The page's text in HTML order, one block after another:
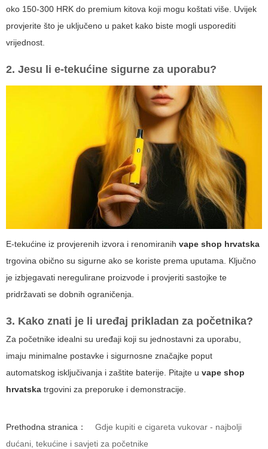
oko 150-300 HRK do premium kitova koji mogu koštati više. Uvijek
provjerite što je uključeno u paket kako biste mogli usporediti
vrijednost.
2. Jesu li e-tekućine sigurne za uporabu?
E-tekućine iz provjerenih izvora i renomiranih vape shop hrvatska
trgovina obično su sigurne ako se koriste prema uputama. Ključno
je izbjegavati neregulirane proizvode i provjeriti sastojke te
pridržavati se dobnih ograničenja.
3. Kako znati je li uređaj prikladan za početnika?
Za početnike idealni su uređaji koji su jednostavni za uporabu,
imaju minimalne postavke i sigurnosne značajke poput
automatskog isključivanja i zaštite baterije. Pitajte u vape shop
hrvatska trgovini za preporuke i demonstracije.
Prethodna stranica：
Gdje kupiti e cigareta vukovar - najbolji
dućani, tekućine i savjeti za početnike